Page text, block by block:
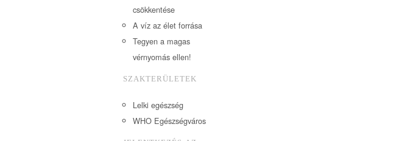
csökkentése
A víz az élet forrása
Tegyen a magas
vérnyomás ellen!
SZAKTERÜLETEK
Lelki egészség
WHO Egészségváros